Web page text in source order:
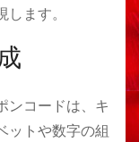
ます。
ンコードは、キ
ットや数字の組